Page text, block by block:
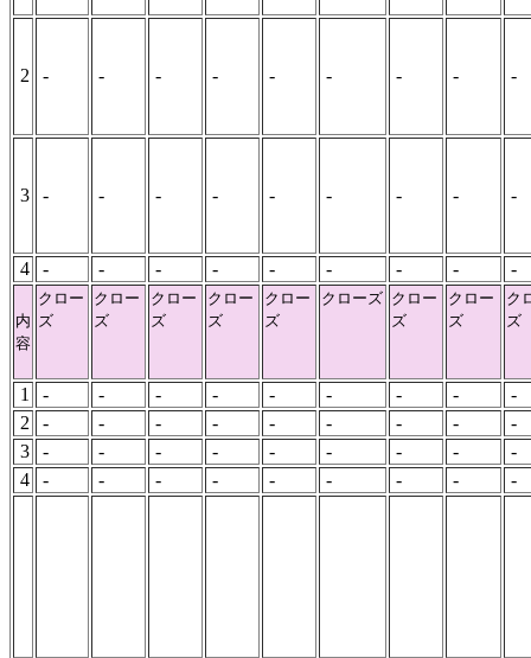
2 - - - - - - - - -
3 - - - - - - - - -
4 - - - - - - - - -
内
容
クロー
ズ
クロー
ズ
クロー
ズ
クロー
ズ
クロー
ズ
クローズ クロー
ズ
クロー
ズ
ク
ズ
1 - - - - - - - -
-
2
- - - - - - - -
-
3
- - - - - - - -
-
4
- - - - - - - - -